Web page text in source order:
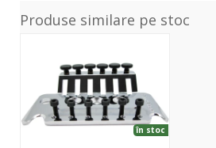
Produse similare pe stoc
Original
Tremolo
Base
Plate
în stoc